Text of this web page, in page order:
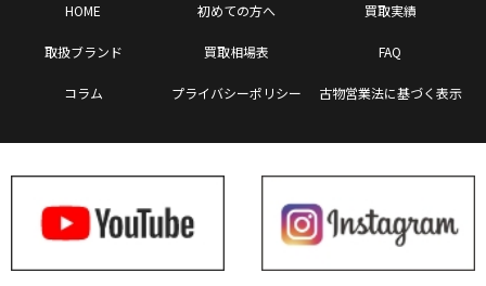
HOME 初めての方へ 買取実績
取扱ブランド 買取相場表 FAQ
コラム プライバシーポリシー 古物営業法に基づく表示